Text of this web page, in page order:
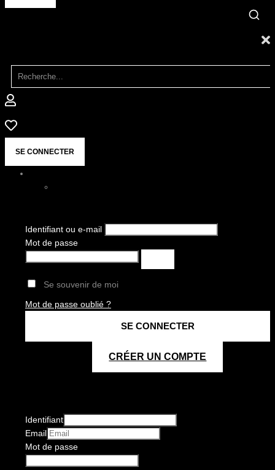
SE CONNECTER
Identifiant ou e-mail
Mot de passe
Se souvenir de moi
Mot de passe oublié ?
CRÉER UN COMPTE
Identifiant
Email
Mot de passe